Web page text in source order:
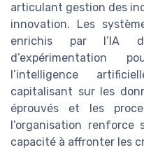
articulant gestion des
innovation. Les
enrichis par l’IA
d’expérimentation
l’intelligence
capitalisant sur les
éprouvés et les
l’organisation
capacité à affronter les